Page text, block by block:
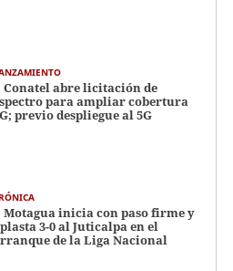
Conatel abre licitación de
para ampliar cobertura
previo despliegue al 5G
Motagua inicia con paso firme y
3-0 al Juticalpa en el
de la Liga Nacional